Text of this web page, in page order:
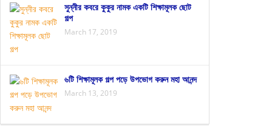
সুন্নীর কবরে কুকুর নামক একটি শিক্ষামূলক ছোট
গল্প
March 17, 2019
৬টি শিক্ষামূলক গল্প পড়ে উপভোগ করুন মহা আনন্দ
March 13, 2019